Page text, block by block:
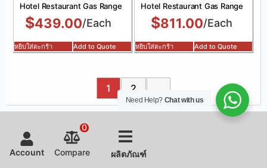
Hotel Restaurant Gas Range
$439.00/Each
หยิบใส่ตะกร้า Add to Quote
Hotel Restaurant Gas Range
$811.00/Each
หยิบใส่ตะกร้า Add to Quote
1 2
Account Compare
0
ผลิตภัณฑ์
Need Help? Chat with us